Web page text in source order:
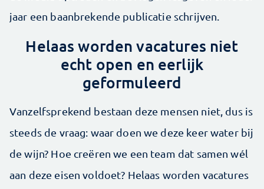
jaar een baanbrekende publicatie schrijven.
Helaas worden vacatures niet
echt open en eerlijk
geformuleerd
Vanzelfsprekend bestaan deze mensen niet, dus is
steeds de vraag: waar doen we deze keer water bij
de wijn? Hoe creëren we een team dat samen wél
aan deze eisen voldoet? Helaas worden vacatures